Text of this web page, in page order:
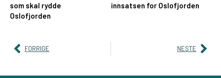
som skal rydde
Oslofjorden
innsatsen for Oslofjorden
FORRIGE NESTE